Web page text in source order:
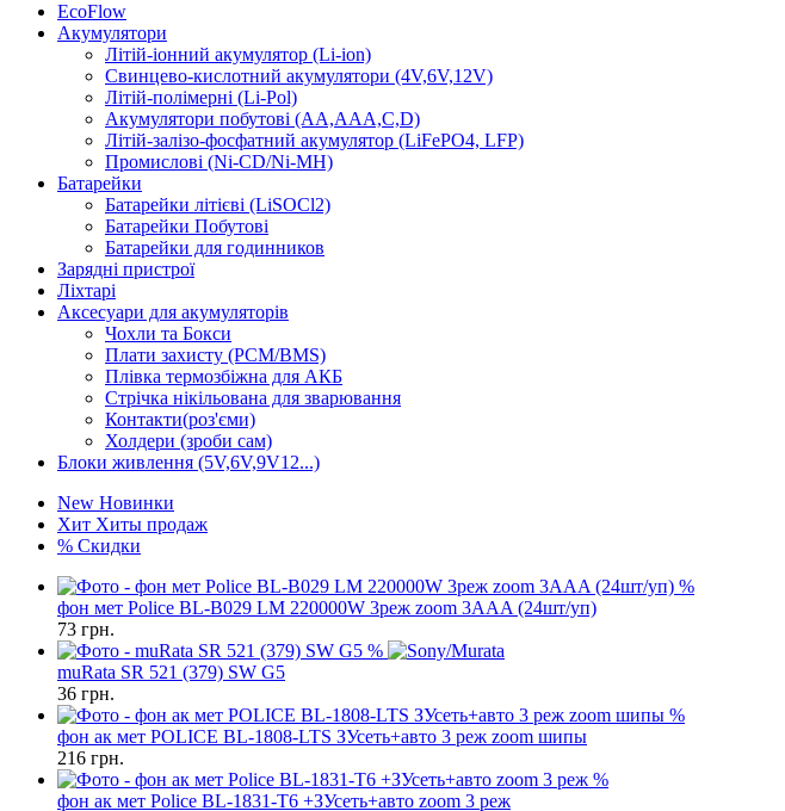
EcoFlow
Акумулятори
Літій-іонний акумулятор (Li-ion)
Свинцево-кислотний акумулятори (4V,6V,12V)
Літій-полімерні (Li-Pol)
Акумулятори побутові (AA,AAA,C,D)
Літій-залізо-фосфатний акумулятор (LiFePO4, LFP)
Промислові (Ni-CD/Ni-MH)
Батарейки
Батарейки літієві (LiSOCl2)
Батарейки Побутові
Батарейки для годинников
Зарядні пристрої
Ліхтарі
Аксесуари для акумуляторів
Чохли та Бокси
Плати захисту (PCM/BMS)
Плівка термозбіжна для АКБ
Стрічка нікільована для зварювання
Контакти(роз'єми)
Холдери (зроби сам)
Блоки живлення (5V,6V,9V12...)
New Новинки
Хит Хиты продаж
% Скидки
%
фон мет Police BL-B029 LM 220000W 3реж zoom 3AAA (24шт/уп)
73 грн.
%
muRata SR 521 (379) SW G5
36 грн.
%
фон ак мет POLICE BL-1808-LTS ЗУсеть+авто 3 реж zoom шипы
216 грн.
%
фон ак мет Police BL-1831-T6 +ЗУсеть+авто zoom 3 реж